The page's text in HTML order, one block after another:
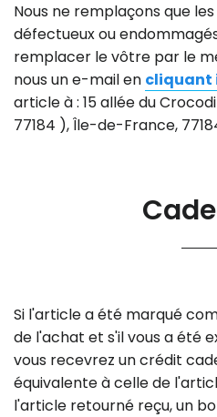
Nous ne remplaçons que
défectueux ou
remplacer le vôtre par le
nous un e-mail en cliquant
article à : 15 allée du
77184 ), Île-de-France,
Si l'article a été marqué
de l'achat et s'il vous a été
vous recevrez un crédit
équivalente à celle de
l'article retourné reçu, un